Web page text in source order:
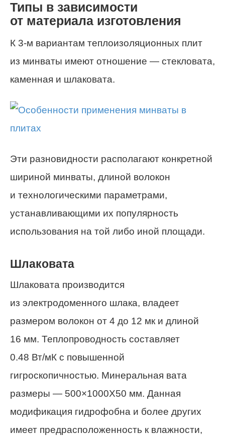
Типы в зависимости
от материала изготовления
К 3-м вариантам теплоизоляционных плит
из минваты имеют отношение — стекловата,
каменная и шлаковата.
Эти разновидности располагают конкретной
шириной минваты, длиной волокон
и технологическими параметрами,
устанавливающими их популярность
использования на той либо иной площади.
Шлаковата
Шлаковата производится
из электродоменного шлака, владеет
размером волокон от 4 до 12 мк и длиной
16 мм. Теплопроводность составляет
0.48 Вт/мК с повышенной
гигроскопичностью. Минеральная вата
размеры — 500×1000Х50 мм. Данная
модификация гидрофобна и более других
имеет предрасположенность к влажности,